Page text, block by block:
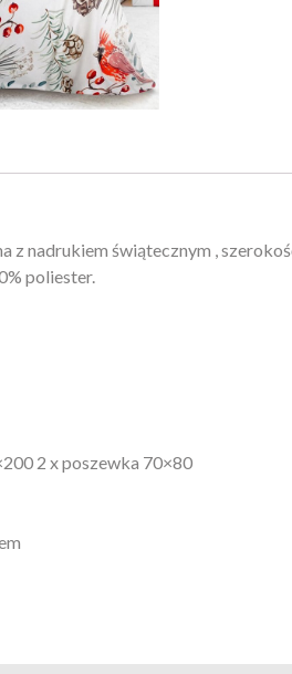
z nadrukiem świątecznym ,
poliester.
2 x poszewka 70×80